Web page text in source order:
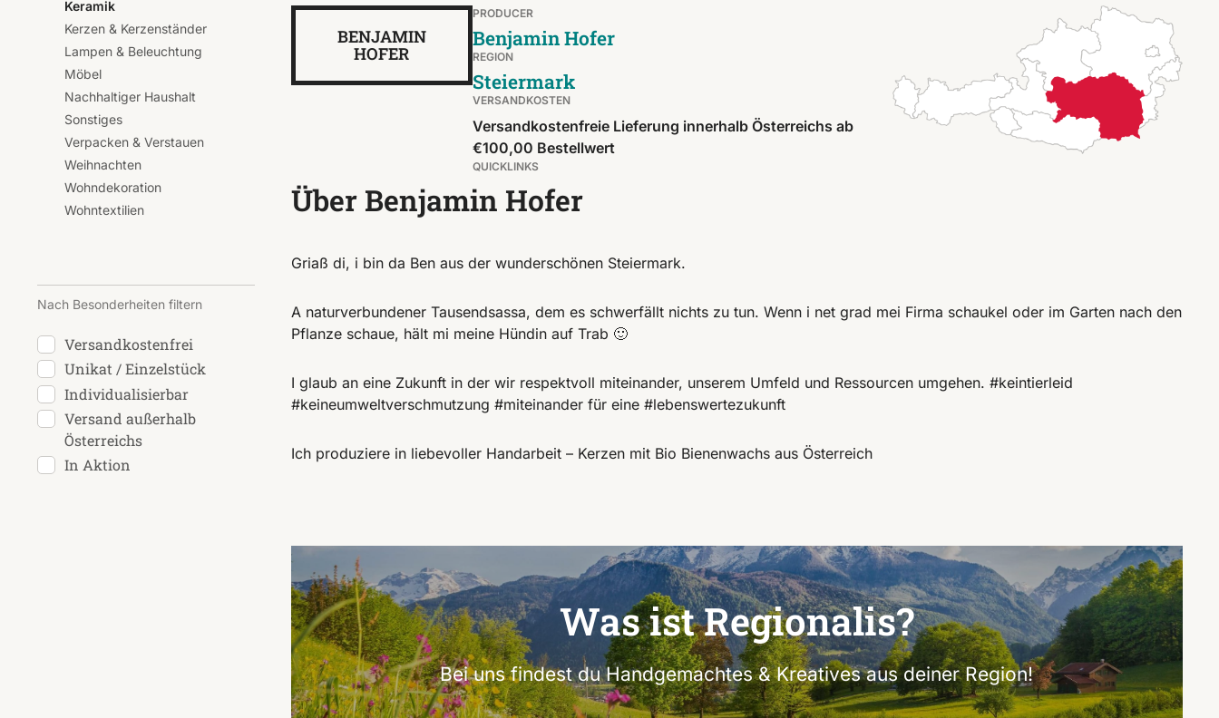
Keramik
Kerzen & Kerzenständer
Lampen & Beleuchtung
Möbel
Nachhaltiger Haushalt
Sonstiges
Verpacken & Verstauen
Weihnachten
Wohndekoration
Wohntextilien
Nach Besonderheiten filtern
Versandkostenfrei
Unikat / Einzelstück
Individualisierbar
Versand außerhalb
Österreichs
In Aktion
BENJAMIN
HOFER
PRODUCER
Benjamin Hofer
REGION
Steiermark
VERSANDKOSTEN
Versandkostenfreie Lieferung innerhalb Österreichs ab
€100,00 Bestellwert
QUICKLINKS
Über Benjamin Hofer
Griaß di, i bin da Ben aus der wunderschönen Steiermark.
A naturverbundener Tausendsassa, dem es schwerfällt nichts zu tun. Wenn i net grad mei Firma schaukel oder im Garten nach den
Pflanze schaue, hält mi meine Hündin auf Trab 🙂
I glaub an eine Zukunft in der wir respektvoll miteinander, unserem Umfeld und Ressourcen umgehen. #keintierleid
#keineumweltverschmutzung #miteinander für eine #lebenswertezukunft ️
Ich produziere in liebevoller Handarbeit – Kerzen mit Bio Bienenwachs aus Österreich
Was ist Regionalis?
Bei uns findest du Handgemachtes & Kreatives aus deiner Region!